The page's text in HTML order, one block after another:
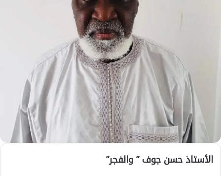
الأستاذ حسن جوف ” والفجر”